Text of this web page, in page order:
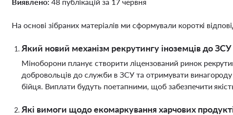
На основі зібраних матеріалів ми сформували короткі
Який новий механізм рекрутингу іноземців до
Міноборони планує створити ліцензований ринок
добровольців до служби в ЗСУ та отримувати
бійця. Виплати будуть поетапними, щоб забезпечити
Які вимоги щодо екомаркування харчових